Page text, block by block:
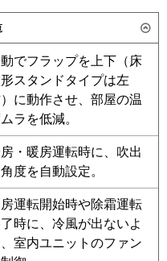
PA-P80K7KDCX
RKSB08043MUB
RKSB08043MU
RKHB08031M
AKHB08064M-R
AKHB08064X-R
AKSB08067M
PKZX-
PKZX-ERMP80L5
PKZX-
PKZX-HRMP80LL4
でフラップを上下（床
スタンドタイプは左
に動作させ、部屋の温
ラを低減。
・暖房運転時に、吹出
度を自動設定。
運転開始時や除霜運転
時に、冷風が出ないよ
、室内ユニットのファン